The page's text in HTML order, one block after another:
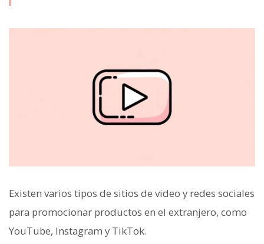
Existen varios tipos de sitios de video y redes sociales
para promocionar productos en el extranjero, como
YouTube, Instagram y TikTok.